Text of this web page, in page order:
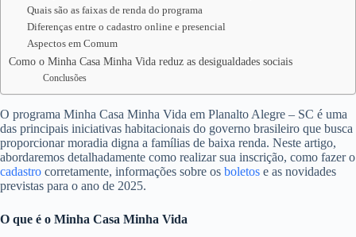
Quais são as faixas de renda do programa
Diferenças entre o cadastro online e presencial
Aspectos em Comum
Como o Minha Casa Minha Vida reduz as desigualdades sociais
Conclusões
O programa Minha Casa Minha Vida em Planalto Alegre – SC é uma
das principais iniciativas habitacionais do governo brasileiro que busca
proporcionar moradia digna a famílias de baixa renda. Neste artigo,
abordaremos detalhadamente como realizar sua inscrição, como fazer o
cadastro corretamente, informações sobre os boletos e as novidades
previstas para o ano de 2025.
O que é o Minha Casa Minha Vida